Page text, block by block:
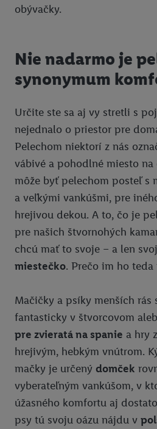
obývačky.
Nie nadarmo je
synonymum
Určite ste sa aj vy stretli s
nejednalo o priestor pre
Pelechom niektorí z nás
vábivé a pohodlné miesto
môže byť pelechom posteľ s
a veľkými vankúšmi, pre
hrejivou dekou. A to, čo je
pre našich štvornohých
chcú mať to svoje – a len
miestečko. Prečo im ho
Mačičky a psíky menších
fantasticky v štvorcovom
pre zvieratá na spanie a hry
hrejivým, hebkým vnútrom.
mačky je určený domček
vyberateľným vankúšom, v
úžasného komfortu aj
psy tú svoju oázu nájdu v